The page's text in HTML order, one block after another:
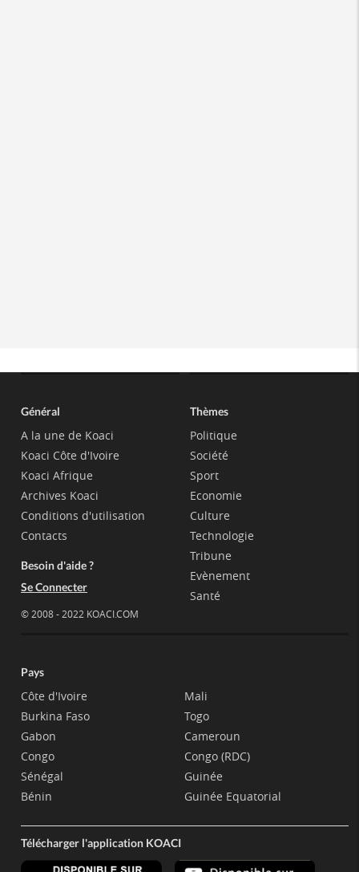
Général
A la une de Koaci
Koaci Côte d'Ivoire
Koaci Afrique
Archives Koaci
Conditions d'utilisation
Contacts
Besoin d'aide ?
Se Connecter
© 2008 - 2022 KOACI.COM
Thèmes
Politique
Société
Sport
Economie
Culture
Technologie
Tribune
Evènement
Santé
Pays
Côte d'Ivoire
Burkina Faso
Gabon
Congo
Sénégal
Bénin
Mali
Togo
Cameroun
Congo (RDC)
Guinée
Guinée Equatorial
Télécharger l'application KOACI